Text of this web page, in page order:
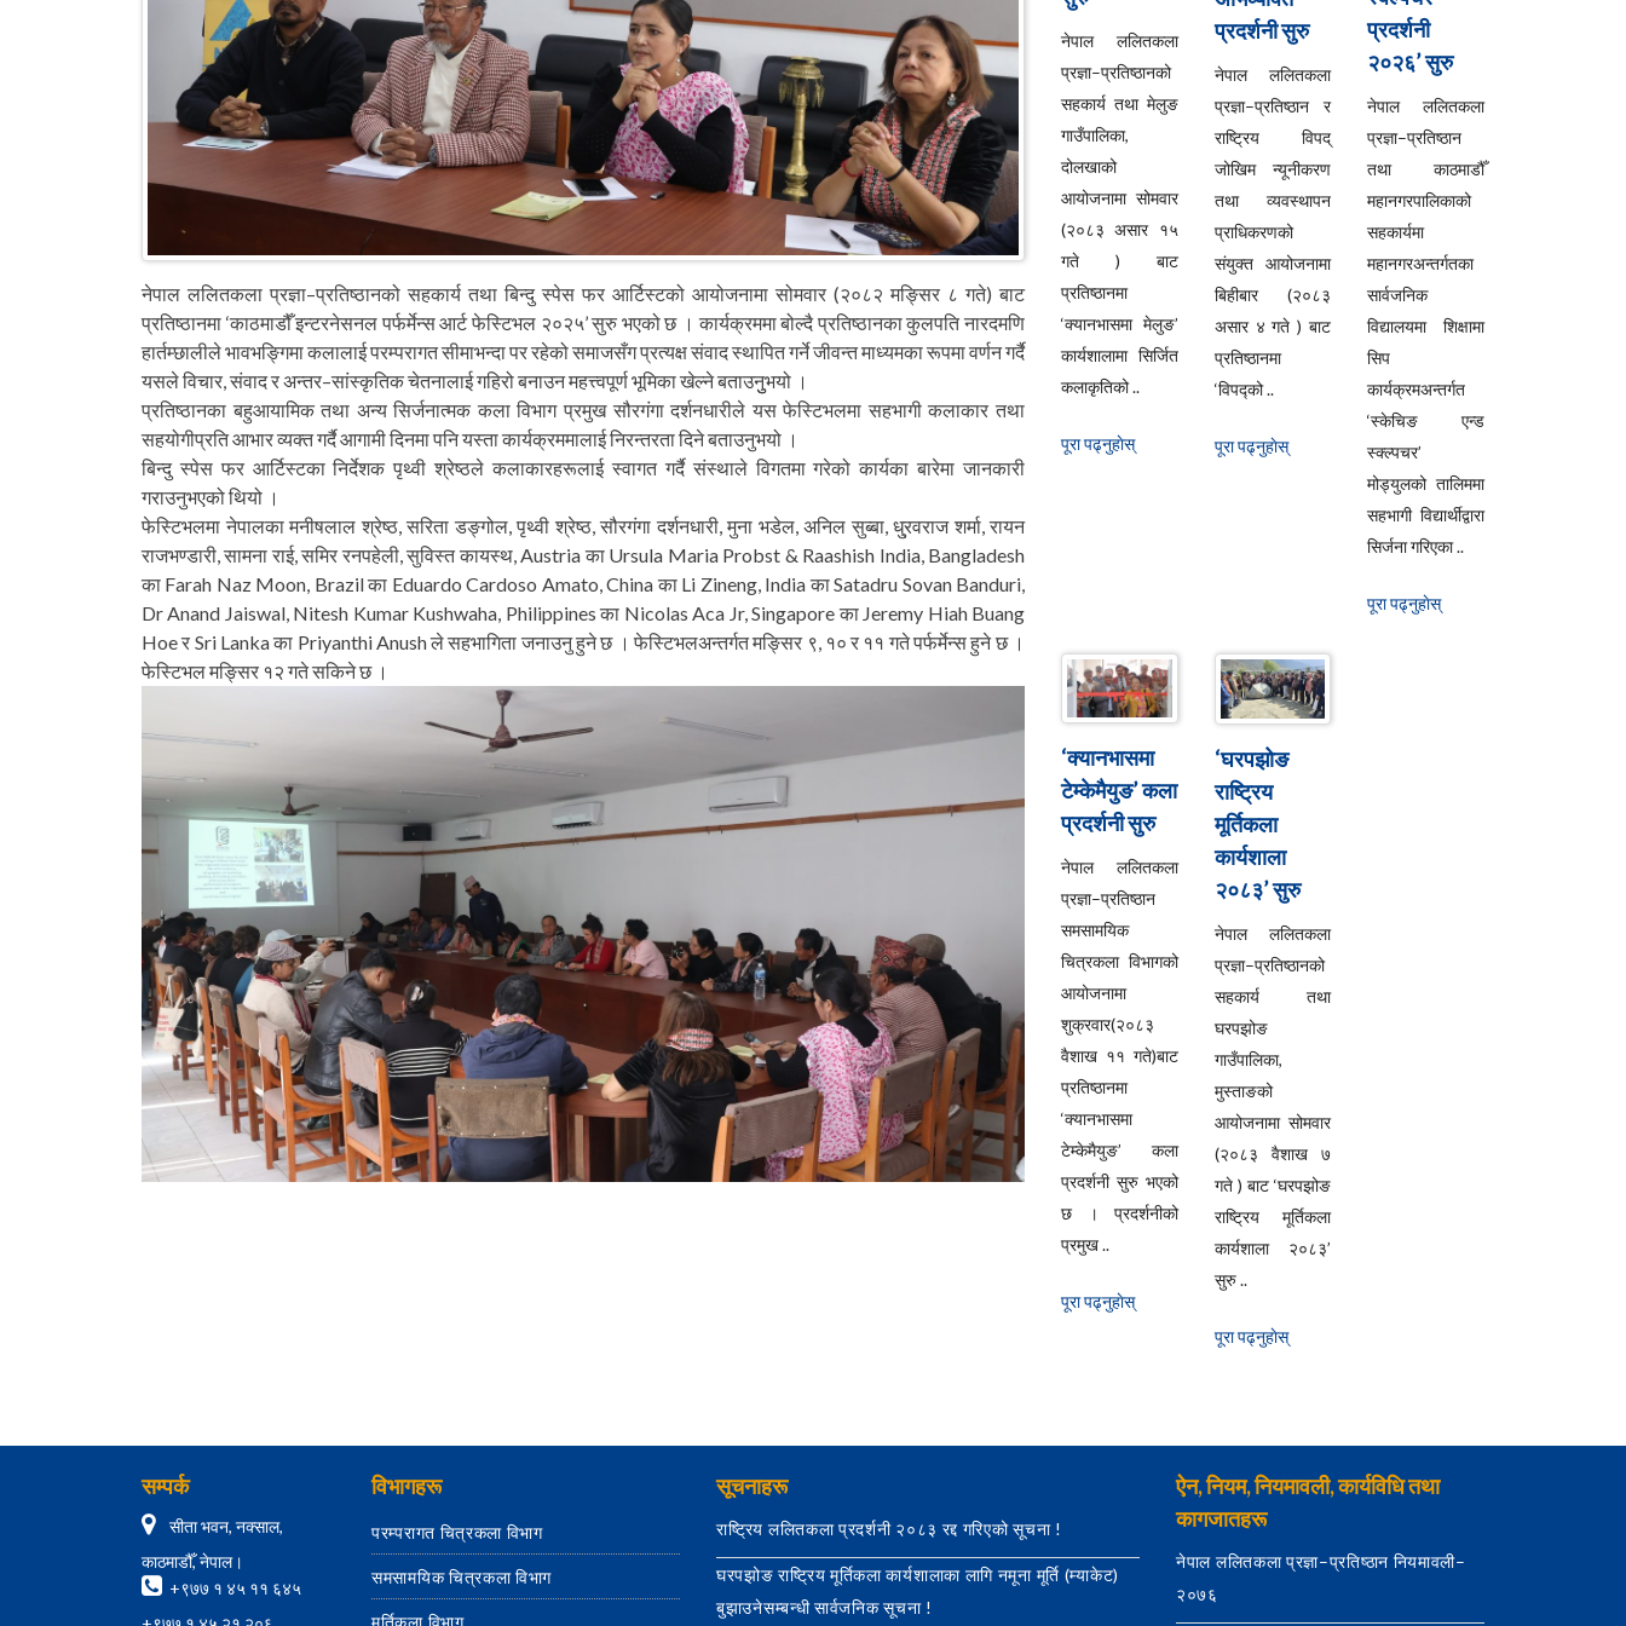
नेपाल ललितकला प्रज्ञा–प्रतिष्ठानको सहकार्य तथा बिन्दु स्पेस फर आर्टिस्टको आयोजनामा सोमवार (२०८२ मङ्सिर ८ गते) बाट
प्रतिष्ठानमा ‘काठमाडौँ इन्टरनेसनल पर्फर्मेन्स आर्ट फेस्टिभल २०२५’ सुरु भएको छ । कार्यक्रममा बोल्दै प्रतिष्ठानका कुलपति नारदमणि
हार्तम्छालीले भावभङ्गिमा कलालाई परम्परागत सीमाभन्दा पर रहेको समाजसँग प्रत्यक्ष संवाद स्थापित गर्ने जीवन्त माध्यमका रूपमा वर्णन गर्दै
यसले विचार, संवाद र अन्तर–सांस्कृतिक चेतनालाई गहिरो बनाउन महत्त्वपूर्ण भूमिका खेल्ने बताउनुुभयो ।
प्रतिष्ठानका बहुआयामिक तथा अन्य सिर्जनात्मक कला विभाग प्रमुख सौरगंगा दर्शनधारीले यस फेस्टिभलमा सहभागी कलाकार तथा
सहयोगीप्रति आभार व्यक्त गर्दै आगामी दिनमा पनि यस्ता कार्यक्रममालाई निरन्तरता दिने बताउनुभयो ।
बिन्दु स्पेस फर आर्टिस्टका निर्देशक पृथ्वी श्रेष्ठले कलाकारहरूलाई स्वागत गर्दै संस्थाले विगतमा गरेको कार्यका बारेमा जानकारी
गराउनुभएको थियो ।
फेस्टिभलमा नेपालका मनीषलाल श्रेष्ठ, सरिता डङ्गोल, पृथ्वी श्रेष्ठ, सौरगंगा दर्शनधारी, मुना भडेल, अनिल सुब्बा, धु्रवराज शर्मा, रायन
राजभण्डारी, सामना राई, समिर रनपहेली, सुविस्त कायस्थ, Austria का Ursula Maria Probst & Raashish India, Bangladesh
का Farah Naz Moon, Brazil का Eduardo Cardoso Amato, China का Li Zineng, India का Satadru Sovan Banduri,
Dr Anand Jaiswal, Nitesh Kumar Kushwaha, Philippines का Nicolas Aca Jr, Singapore का Jeremy Hiah Buang
Hoe र Sri Lanka का Priyanthi Anush ले सहभागिता जनाउनु हुने छ । फेस्टिभलअन्तर्गत मङ्सिर ९, १० र ११ गते पर्फर्मेन्स हुने छ ।
फेस्टिभल मङ्सिर १२ गते सकिने छ ।
नेपाल ललितकला
प्रज्ञा–प्रतिष्ठानको
सहकार्य तथा मेलुङ
गाउँपालिका,
दोलखाको
आयोजनामा सोमवार
(२०८३ असार १५
गते ) बाट
प्रतिष्ठानमा
‘क्यानभासमा मेलुङ’
कार्यशालामा सिर्जित
कलाकृतिको ..
पूरा पढ्नुहाेस्
प्रदर्शनी सुरु
नेपाल ललितकला
प्रज्ञा–प्रतिष्ठान र
राष्ट्रिय विपद्
जोखिम न्यूनीकरण
तथा व्यवस्थापन
प्राधिकरणको
संयुक्त आयोजनामा
बिहीबार (२०८३
असार ४ गते ) बाट
प्रतिष्ठानमा
‘विपद्को ..
पूरा पढ्नुहाेस्
प्रदर्शनी
२०२६’ सुरु
नेपाल ललितकला
प्रज्ञा–प्रतिष्ठान
तथा काठमाडौँ
महानगरपालिकाको
सहकार्यमा
महानगरअन्तर्गतका
सार्वजनिक
विद्यालयमा शिक्षामा
सिप
कार्यक्रमअन्तर्गत
‘स्केचिङ एन्ड
स्क्ल्पचर’
मोड्युलको तालिममा
सहभागी विद्यार्थीद्वारा
सिर्जना गरिएका ..
पूरा पढ्नुहाेस्
‘क्यानभासमा
टेम्केमैयुङ’ कला
प्रदर्शनी सुरु
नेपाल ललितकला
प्रज्ञा–प्रतिष्ठान
समसामयिक
चित्रकला विभागको
आयोजनामा
शुक्रवार(२०८३
वैशाख ११ गते)बाट
प्रतिष्ठानमा
‘क्यानभासमा
टेम्केमैयुङ’ कला
प्रदर्शनी सुरु भएको
छ । प्रदर्शनीको
प्रमुख ..
पूरा पढ्नुहाेस्
‘घरपझोङ
राष्ट्रिय
मूर्तिकला
कार्यशाला
२०८३’ सुरु
नेपाल ललितकला
प्रज्ञा–प्रतिष्ठानको
सहकार्य तथा
घरपझोङ
गाउँपालिका,
मुस्ताङको
आयोजनामा सोमवार
(२०८३ वैशाख ७
गते ) बाट ‘घरपझोङ
राष्ट्रिय मूर्तिकला
कार्यशाला २०८३’
सुरु ..
पूरा पढ्नुहाेस्
सम्पर्क
सीता भवन, नक्साल,
काठमाडौँ, नेपाल।
+९७७ १ ४५ ११ ६४५
विभागहरू
परम्परागत चित्रकला विभाग
समसामयिक चित्रकला विभाग
मूर्तिकला विभाग
सूचनाहरू
राष्ट्रिय ललितकला प्रदर्शनी २०८३ रद्द गरिएको सूचना !
घरपझोङ राष्ट्रिय मूर्तिकला कार्यशालाका लागि नमूना मूर्ति (म्याकेट)
बुझाउनेसम्बन्धी सार्वजनिक सूचना !
ऐन, नियम, नियमावली, कार्यविधि तथा
कागजातहरू
नेपाल ललितकला प्रज्ञा–प्रतिष्ठान नियमावली–
२०७६